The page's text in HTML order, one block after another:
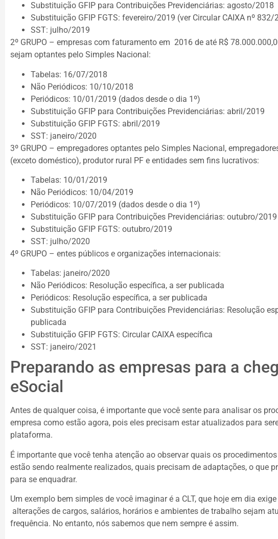
Substituição GFIP para Contribuições Previdenciárias: agosto/2018
Substituição GFIP FGTS: fevereiro/2019 (ver Circular CAIXA nº 832/
SST: julho/2019
2º GRUPO – empresas com faturamento em 2016 de até R$
sejam optantes pelo Simples Nacional:
Tabelas: 16/07/2018
Não Periódicos: 10/10/2018
Periódicos: 10/01/2019 (dados desde o dia 1º)
Substituição GFIP para Contribuições Previdenciárias: abril/2019
Substituição GFIP FGTS: abril/2019
SST: janeiro/2020
3º GRUPO – empregadores optantes pelo Simples Nacional,
(exceto doméstico), produtor rural PF e entidades sem fins lucrativos:
Tabelas: 10/01/2019
Não Periódicos: 10/04/2019
Periódicos: 10/07/2019 (dados desde o dia 1º)
Substituição GFIP para Contribuições Previdenciárias: outubro/2019
Substituição GFIP FGTS: outubro/2019
SST: julho/2020
4º GRUPO – entes públicos e organizações internacionais:
Tabelas: janeiro/2020
Não Periódicos: Resolução específica, a ser publicada
Periódicos: Resolução específica, a ser publicada
Substituição GFIP para Contribuições Previdenciárias: Resolução
publicada
Substituição GFIP FGTS: Circular CAIXA específica
SST: janeiro/2021
Preparando as empresas para a
eSocial
Antes de qualquer coisa, é importante que você sente para analisar os
empresa como estão agora, pois eles precisam estar atualizados para
plataforma.
É importante que você tenha atenção ao observar quais os
estão sendo realmente realizados, quais precisam de adaptações, o que
para se enquadrar.
Um exemplo bem simples de você imaginar é a CLT, que hoje em dia
alterações de cargos, salários, horários e ambientes de trabalho sejam
frequência. No entanto, nós sabemos que nem sempre é assim.